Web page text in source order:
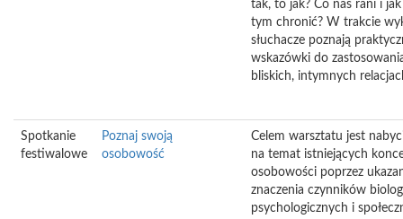
tak, to jak? Co nas rani i
tym chronić? W trakcie
słuchacze poznają
wskazówki do
bliskich, intymnych
Spotkanie
festiwalowe
Poznaj swoją
osobowość
Celem warsztatu jest
na temat istniejących
osobowości poprzez
znaczenia czynników
psychologicznych i